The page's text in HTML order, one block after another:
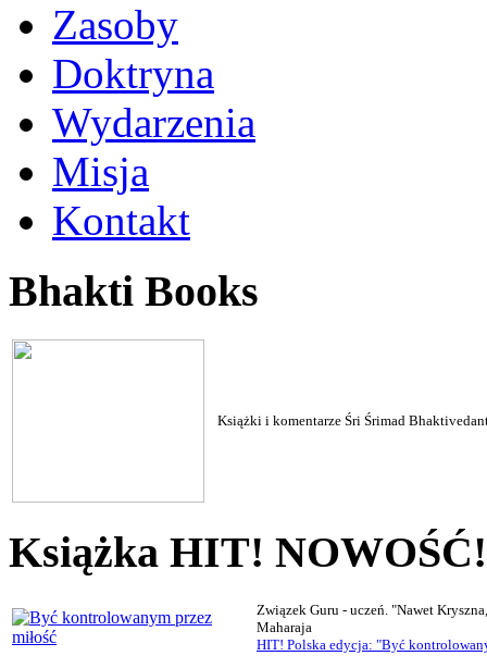
Zasoby
Doktryna
Wydarzenia
Misja
Kontakt
Bhakti Books
Książki i komentarze Śri Śrimad
Książka HIT! NOWOŚĆ!
Związek Guru - uczeń. "Nawet
Maharaja
HIT! Polska edycja: "Być